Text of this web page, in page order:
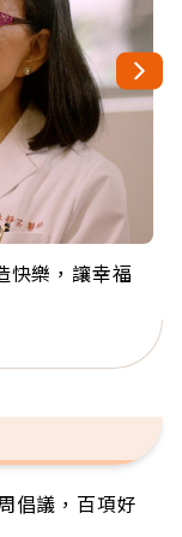
快樂，讓幸福
「台灣是我
「蛋黃哥小
後才開始真
長羽球選
琴還登上小
倡議，百項好